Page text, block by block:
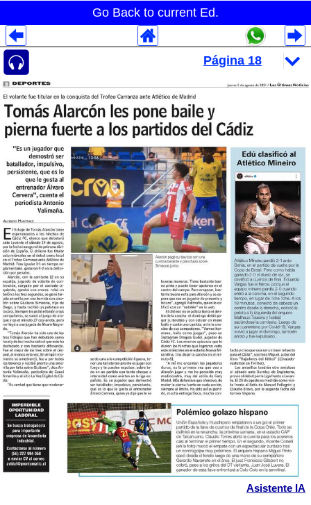
Go Back to current Ed.
Asistente IA
Despliegues Analytics
Despliegues Totales
Despliegues por Rubros